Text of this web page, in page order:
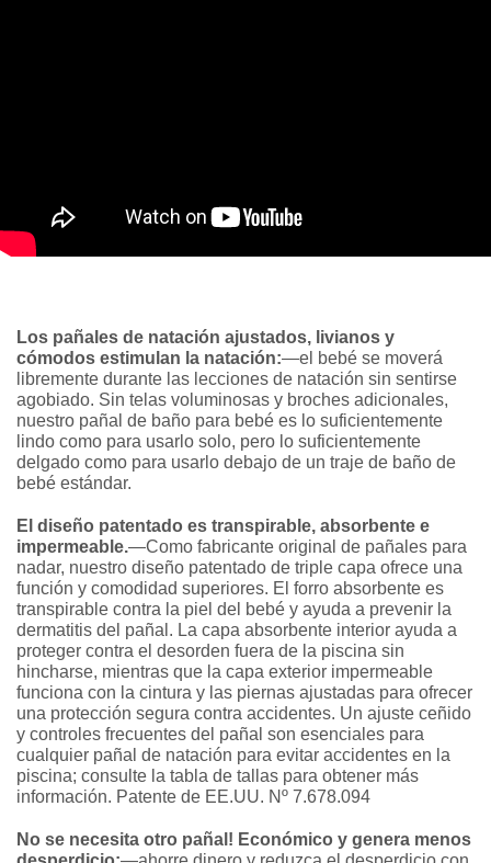
Los pañales de natación ajustados, livianos y
cómodos estimulan la natación:—el bebé se moverá
libremente durante las lecciones de natación sin sentirse
agobiado. Sin telas voluminosas y broches adicionales,
nuestro pañal de baño para bebé es lo suficientemente
lindo como para usarlo solo, pero lo suficientemente
delgado como para usarlo debajo de un traje de baño de
bebé estándar.
El diseño patentado es transpirable, absorbente e
impermeable.—Como fabricante original de pañales para
nadar, nuestro diseño patentado de triple capa ofrece una
función y comodidad superiores. El forro absorbente es
transpirable contra la piel del bebé y ayuda a prevenir la
dermatitis del pañal. La capa absorbente interior ayuda a
proteger contra el desorden fuera de la piscina sin
hincharse, mientras que la capa exterior impermeable
funciona con la cintura y las piernas ajustadas para ofrecer
una protección segura contra accidentes. Un ajuste ceñido
y controles frecuentes del pañal son esenciales para
cualquier pañal de natación para evitar accidentes en la
piscina; consulte la tabla de tallas para obtener más
información. Patente de EE.UU. Nº 7.678.094
No se necesita otro pañal! Económico y genera menos